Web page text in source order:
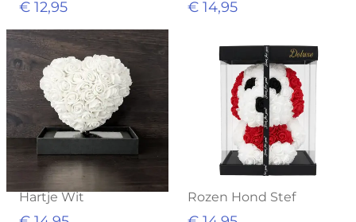
€ 12,95 € 14,95
Hartje Wit Rozen Hond Stef